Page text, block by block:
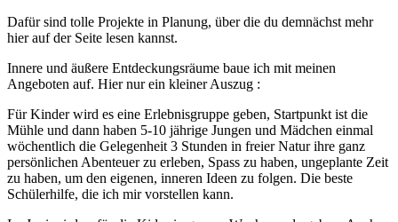
Dafür sind tolle Projekte in Planung, über die du demnächst mehr
hier auf der Seite lesen kannst.
Innere und äußere Entdeckungsräume baue ich mit meinen
Angeboten auf. Hier nur ein kleiner Auszug :
Für Kinder wird es eine Erlebnisgruppe geben, Startpunkt ist die
Mühle und dann haben 5-10 jährige Jungen und Mädchen einmal
wöchentlich die Gelegenheit 3 Stunden in freier Natur ihre ganz
persönlichen Abenteuer zu erleben, Spass zu haben, ungeplante Zeit
zu haben, um den eigenen, inneren Ideen zu folgen. Die beste
Schülerhilfe, die ich mir vorstellen kann.